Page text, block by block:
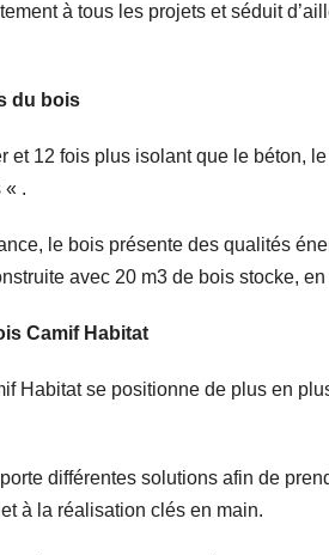
à tous les projets et séduit
du bois
et 12 fois plus isolant que le béton,
« .
le bois présente des qualités
avec 20 m3 de bois stocke,
Camif Habitat
Habitat se positionne de plus en
différentes solutions afin de
à la réalisation clés en main.